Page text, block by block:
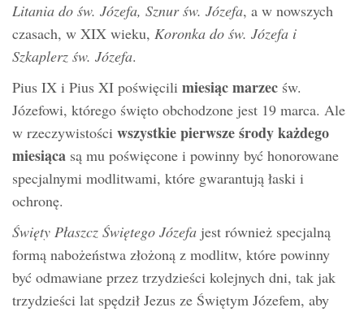
Litania do św. Józefa, Sznur św. Józefa, a w nowszych
czasach, w XIX wieku, Koronka do św. Józefa i
Szkaplerz św. Józefa.
Pius IX i Pius XI poświęcili miesiąc marzec św.
Józefowi, którego święto obchodzone jest 19 marca. Ale
w rzeczywistości wszystkie pierwsze środy każdego
miesiąca są mu poświęcone i powinny być honorowane
specjalnymi modlitwami, które gwarantują łaski i
ochronę.
Święty Płaszcz Świętego Józefa jest również specjalną
formą nabożeństwa złożoną z modlitw, które powinny
być odmawiane przez trzydzieści kolejnych dni, tak jak
trzydzieści lat spędził Jezus ze Świętym Józefem, aby